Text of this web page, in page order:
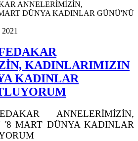
KADINLARIMIZIN
KADINLAR
ANNELERİMİZİN,
MART DÜNYA KADINLAR